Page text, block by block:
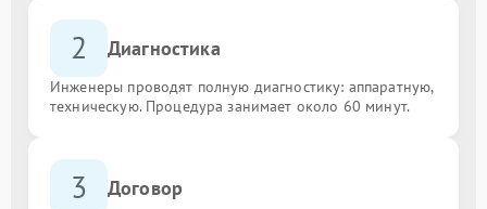
2 Диагностика
Инженеры проводят полную диагностику: аппаратную,
техническую. Процедура занимает около 60 минут.
3 Договор